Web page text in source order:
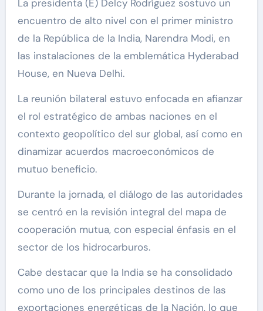
La presidenta (E) Delcy Rodríguez sostuvo un
encuentro de alto nivel con el primer ministro
de la República de la India, Narendra Modi, en
las instalaciones de la emblemática Hyderabad
House, en Nueva Delhi.
La reunión bilateral estuvo enfocada en afianzar
el rol estratégico de ambas naciones en el
contexto geopolítico del sur global, así como en
dinamizar acuerdos macroeconómicos de
mutuo beneficio.
Durante la jornada, el diálogo de las autoridades
se centró en la revisión integral del mapa de
cooperación mutua, con especial énfasis en el
sector de los hidrocarburos.
Cabe destacar que la India se ha consolidado
como uno de los principales destinos de las
exportaciones energéticas de la Nación, lo que